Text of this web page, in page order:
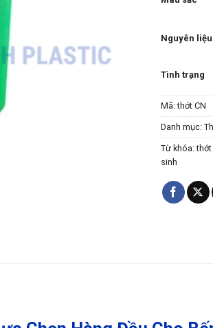
Nguyên liệu
Tình trạng
Mã:thớt CN
Danh mục:
Từ khóa:
sinh